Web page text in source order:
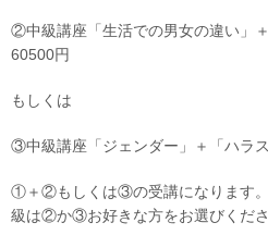
②中級講座「生活での男女の違い」
60500円
もしくは
③中級講座「ジェンダー」＋「ハラ
①＋②もしくは③の受講になります
級は②か③お好きな方をお選びくださ